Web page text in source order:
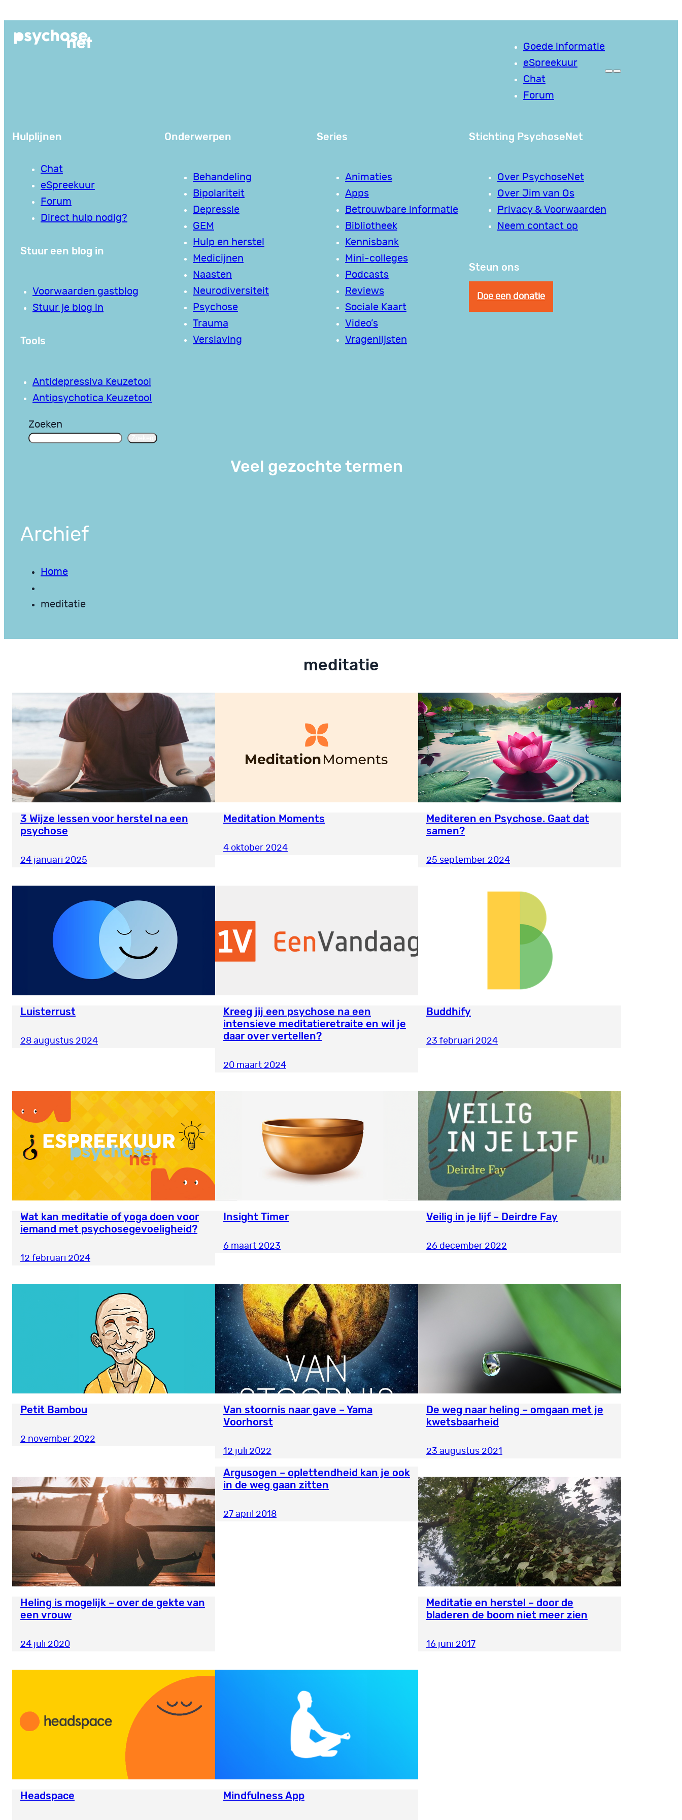
de
Goede informatie
eSpreekuur
Chat
Forum
Hulplijnen
Chat
eSpreekuur
Forum
Direct hulp nodig?
Stuur een blog in
Voorwaarden gastblog
Stuur je blog in
Tools
Antidepressiva Keuzetool
Antipsychotica Keuzetool
Onderwerpen
Behandeling
Bipolariteit
Depressie
GEM
Hulp en herstel
Medicijnen
Naasten
Neurodiversiteit
Psychose
Trauma
Verslaving
Series
Animaties
Apps
Betrouwbare informatie
Bibliotheek
Kennisbank
Mini-colleges
Podcasts
Reviews
Sociale Kaart
Video’s
Vragenlijsten
Stichting PsychoseNet
Over PsychoseNet
Over Jim van Os
Privacy & Voorwaarden
Neem contact op
Steun ons
Doe een donatie
Zoeken
Veel gezochte termen
Archief
Home
meditatie
meditatie
3 Wijze lessen voor herstel na een
psychose
24 januari 2025
Meditation Moments
4 oktober 2024
Mediteren en Psychose. Gaat dat
samen?
25 september 2024
Luisterrust
28 augustus 2024
Kreeg jij een psychose na een
intensieve meditatieretraite en wil je
daar over vertellen?
20 maart 2024
Buddhify
23 februari 2024
Wat kan meditatie of yoga doen voor
iemand met psychosegevoeligheid?
12 februari 2024
Insight Timer
6 maart 2023
Veilig in je lijf – Deirdre Fay
26 december 2022
Petit Bambou
2 november 2022
Van stoornis naar gave – Yama
Voorhorst
12 juli 2022
De weg naar heling – omgaan met je
kwetsbaarheid
23 augustus 2021
Heling is mogelijk – over de gekte van
een vrouw
24 juli 2020
Argusogen – oplettendheid kan je ook
in de weg gaan zitten
27 april 2018
Meditatie en herstel – door de
bladeren de boom niet meer zien
16 juni 2017
Headspace Mindfulness App